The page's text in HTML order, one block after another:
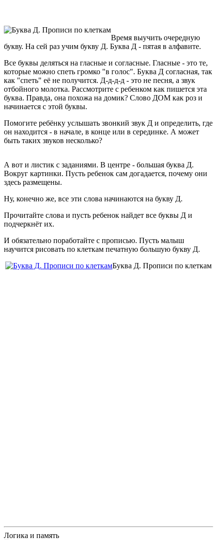
Время выучить очередную
букву. На сей раз учим букву Д. Буква Д - пятая в алфавите.
Все буквы деляться на гласные и согласные. Гласные - это те,
которые можно спеть громко "в голос". Буква Д согласная, так
как "спеть" её не получится. Д-д-д-д - это не песня, а звук
отбойного молотка. Рассмотрите с ребенком как пишется эта
буква. Правда, она похожа на домик? Слово ДОМ как роз и
начинается с этой буквы.
Помогите ребёнку услышать звонкий звук Д и определить, где
он находится - в начале, в конце или в серединке. А может
быть таких звуков несколько?
А вот и листик с заданиями. В центре - большая буква Д.
Вокруг картинки. Пусть ребенок сам догадается, почему они
здесь размещены.
Ну, конечно же, все эти слова начинаются на букву Д.
Прочитайте слова и пусть ребенок найдет все буквы Д и
подчеркнёт их.
И обязательно поработайте с прописью. Пусть малыш
научится рисовать по клеткам печатную большую букву Д.
Буква Д. Прописи по клеткам
Логика и память